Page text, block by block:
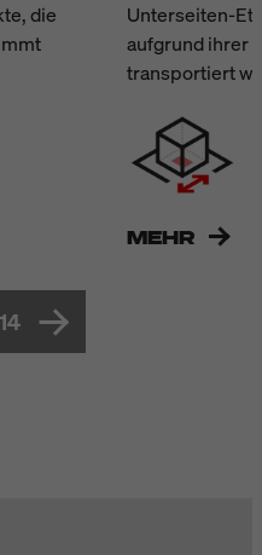
die
Unterseiten-
aufgrund ihrer
transportiert
MEHR
14